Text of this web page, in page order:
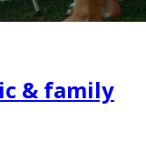
& family